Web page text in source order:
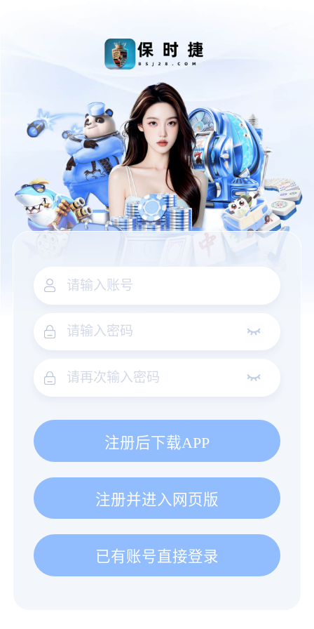
注册后下载APP
注册并进入网页版
已有账号直接登录